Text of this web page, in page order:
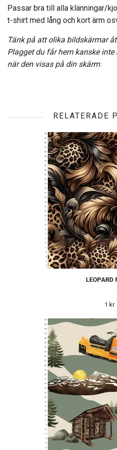
Passar bra till alla klänningar/
t-shirt med lång och kort ärm
Tänk på att olika bildskärmar
Plagget du får hem kanske
när den visas på din skärm.
RELATERADE
LEOPARD
1 kr